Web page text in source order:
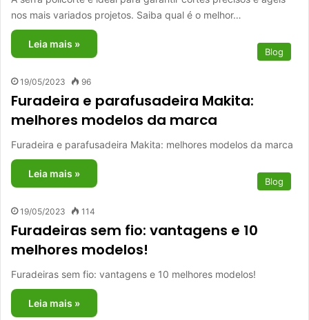
nos mais variados projetos. Saiba qual é o melhor…
Leia mais »
Blog
19/05/2023 96
Furadeira e parafusadeira Makita:
melhores modelos da marca
Furadeira e parafusadeira Makita: melhores modelos da marca
Leia mais »
Blog
19/05/2023 114
Furadeiras sem fio: vantagens e 10
melhores modelos!
Furadeiras sem fio: vantagens e 10 melhores modelos!
Leia mais »